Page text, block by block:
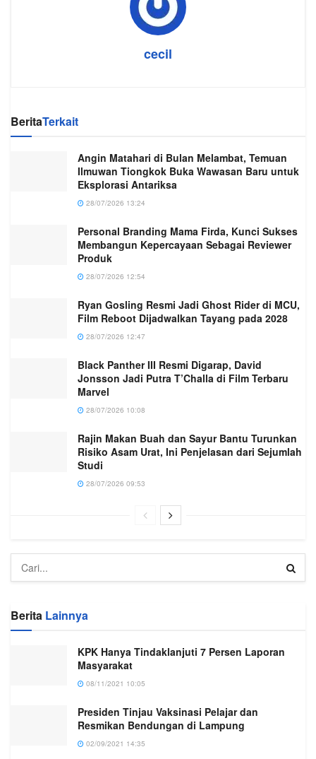
cecil
BeritaTerkait
Angin Matahari di Bulan Melambat, Temuan
Ilmuwan Tiongkok Buka Wawasan Baru untuk
Eksplorasi Antariksa
28/07/2026 13:24
Personal Branding Mama Firda, Kunci Sukses
Membangun Kepercayaan Sebagai Reviewer
Produk
28/07/2026 12:54
Ryan Gosling Resmi Jadi Ghost Rider di MCU,
Film Reboot Dijadwalkan Tayang pada 2028
28/07/2026 12:47
Black Panther III Resmi Digarap, David
Jonsson Jadi Putra T’Challa di Film Terbaru
Marvel
28/07/2026 10:08
Rajin Makan Buah dan Sayur Bantu Turunkan
Risiko Asam Urat, Ini Penjelasan dari Sejumlah
Studi
28/07/2026 09:53
Berita Lainnya
KPK Hanya Tindaklanjuti 7 Persen Laporan
Masyarakat
08/11/2021 10:05
Presiden Tinjau Vaksinasi Pelajar dan
Resmikan Bendungan di Lampung
02/09/2021 14:35